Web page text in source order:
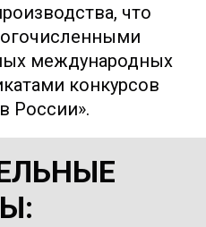
что
международных
конкурсов
России».
: